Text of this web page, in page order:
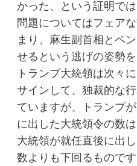
かった、という証明で
問題についてはフェア
まり、麻生副首相とペ
せるという逃げの姿勢
トランプ大統領は次々
サインして、独裁的な
ていますが、トランプ
に出した大統領令の数
大統領が就任直後に出
数よりも下回るもので